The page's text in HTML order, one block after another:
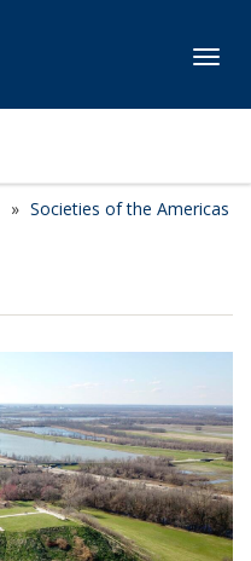
Societies of the Americas